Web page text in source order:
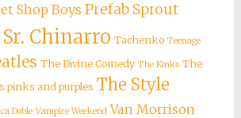
Shop Boys Prefab Sprout
Sr. Chinarro Tachenko Teenage
The Divine Comedy The Kinks The
pinks and purples The Style
Doble Vampire Weekend Van Morrison